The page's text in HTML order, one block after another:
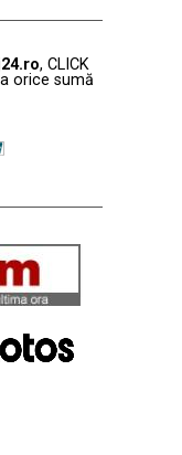
, CLICK
orice sumă